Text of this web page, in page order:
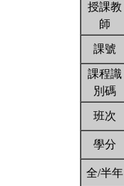
授課教
師
課號
課程識
別碼
班次
學分
全/半年